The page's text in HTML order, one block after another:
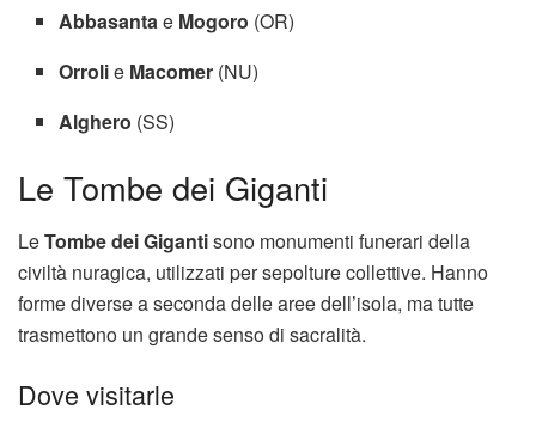
Abbasantae Mogoro (OR)
Orrolie Macomer (NU)
Alghero (SS)
Le Tombe dei Giganti
LeTombe dei Gigantisono monumenti funerari della
civiltà nuragica, utilizzati per sepolture collettive. Hanno
forme diverse a seconda delle aree dell’isola, ma tutte
trasmettono un grande senso di sacralità.
Dove visitarle